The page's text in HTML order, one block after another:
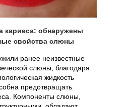
кариеса: обнаружены
свойства слюны
ранее неизвестные
слюны, благодаря
жидкость
предотвращать
Компоненты слюны,